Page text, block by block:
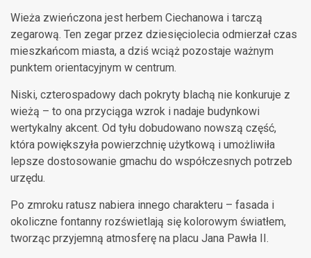
Wieża zwieńczona jest herbem Ciechanowa i tarczą
zegarową. Ten zegar przez dziesięciolecia odmierzał czas
mieszkańcom miasta, a dziś wciąż pozostaje ważnym
punktem orientacyjnym w centrum.
Niski, czterospadowy dach pokryty blachą nie konkuruje z
wieżą – to ona przyciąga wzrok i nadaje budynkowi
wertykalny akcent. Od tyłu dobudowano nowszą część,
która powiększyła powierzchnię użytkową i umożliwiła
lepsze dostosowanie gmachu do współczesnych potrzeb
urzędu.
Po zmroku ratusz nabiera innego charakteru – fasada i
okoliczne fontanny rozświetlają się kolorowym światłem,
tworząc przyjemną atmosferę na placu Jana Pawła II.